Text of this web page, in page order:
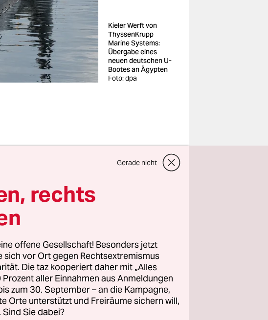
Kieler Werft von
ThyssenKrupp
Marine Systems:
Übergabe eines
neuen deutschen U-
Bootes an Ägypten
Foto: dpa
Rüstungsexporte
und SPD, das
etwasweiter
einmal
davon kann keine
Rüstungsexporte
gestiegen. Und
der Bundestagswahl
Gerade nicht
rechts
offene Gesellschaft! Besonders jetzt
sich vor Ort gegen Rechtsextremismus
Die taz kooperiert daher mit „Alles
aller Einnahmen aus Anmeldungen
zum 30. September – an die Kampagne,
Orte unterstützt und Freiräume sichern will,
Sie dabei?